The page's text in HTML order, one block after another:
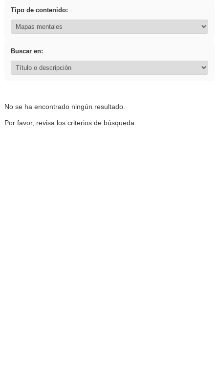
Tipo de contenido:
Buscar en:
No se ha encontrado ningún resultado.
Por favor, revisa los criterios de búsqueda.